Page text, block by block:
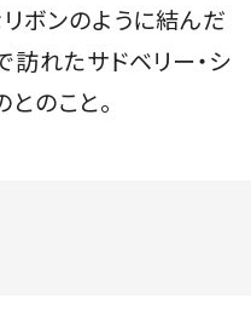
ボンのように結んだ
訪れたサドベリー・シ
とのこと。